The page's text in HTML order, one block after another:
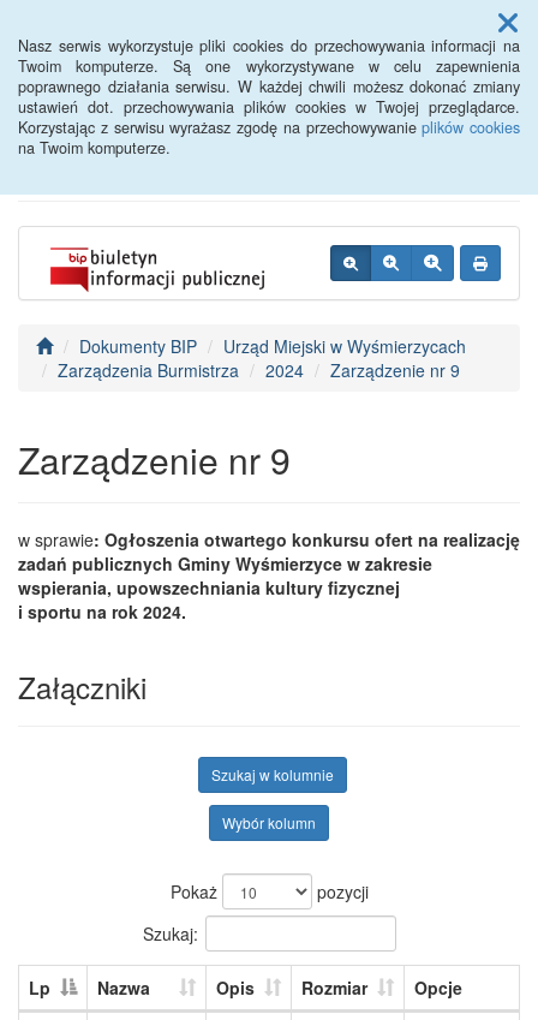
Nasz serwis wykorzystuje pliki cookies do przechowywania informacji na
Twoim komputerze. Są one wykorzystywane w celu zapewnienia
poprawnego działania serwisu. W każdej chwili możesz dokonać zmiany
ustawień dot. przechowywania plików cookies w Twojej przeglądarce.
Korzystając z serwisu wyrażasz zgodę na przechowywanieplików cookies
na Twoim komputerze.
Menu
BIP - Urząd Miejski
Wyśmierzyce
Dokumenty BIP
Urząd Miejski w Wyśmierzycach
Zarządzenia Burmistrza
2024 Zarządzenie nr 9
Zarządzenie nr 9
w sprawie: Ogłoszenia otwartego konkursu ofert na realizację
zadań publicznych Gminy Wyśmierzyce w zakresie
wspierania, upowszechniania kultury fizycznej
i sportu na rok 2024.
Załączniki
Szukaj w kolumnie
Wybór kolumn
Pokaż
pozycji
Szukaj:
Lp Nazwa Opis Rozmiar
Opcje